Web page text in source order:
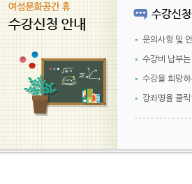
문의사항 및
수강비 납부
수강을 희망
강좌명을 클